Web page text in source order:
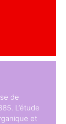
de
L’étude
et